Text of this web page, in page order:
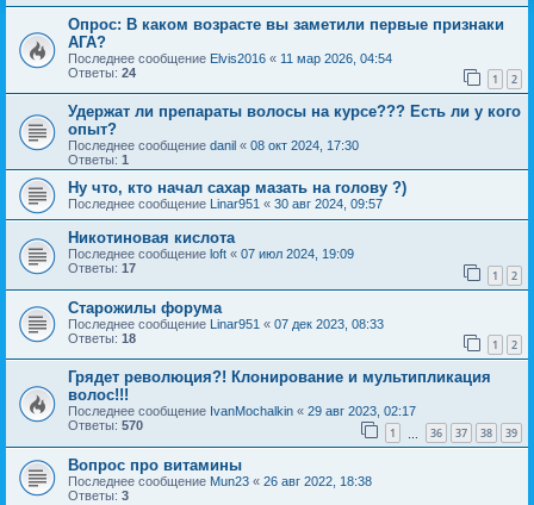
Опрос: В каком возрасте вы заметили первые признаки
АГА?
Последнее сообщение Elvis2016 « 11 мар 2026, 04:54
Ответы: 24 1 2
Удержат ли препараты волосы на курсе??? Есть ли у кого
опыт?
Последнее сообщение danil « 08 окт 2024, 17:30
Ответы: 1
Ну что, кто начал сахар мазать на голову ?)
Последнее сообщение Linar951 « 30 авг 2024, 09:57
Никотиновая кислота
Последнее сообщение loft « 07 июл 2024, 19:09
Ответы: 17 1 2
Старожилы форума
Последнее сообщение Linar951 « 07 дек 2023, 08:33
Ответы: 18 1 2
Грядет революция?! Клонирование и мультипликация
волос!!!
Последнее сообщение IvanMochalkin « 29 авг 2023, 02:17
Ответы: 570 1 36 37 38 39
Вопрос про витамины
Последнее сообщение Mun23 « 26 авг 2022, 18:38
Ответы: 3